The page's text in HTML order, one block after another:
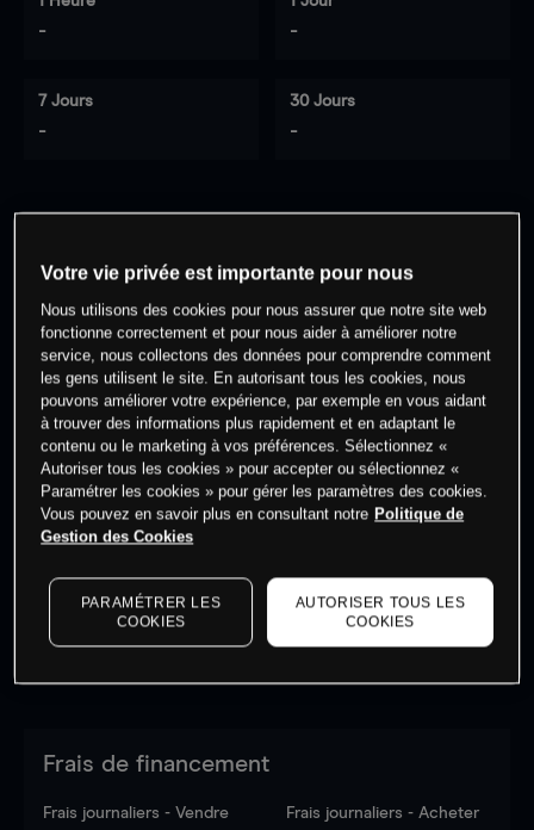
- -
7 Jours
-
30 Jours
-
cet actif
Commencez à trader
Les prix sont indicatifs.Connectez-vouspour voir les
dernières données du marché.
to see latest
Frais de financement
Frais journaliers - Vendre Frais journaliers - Acheter
Votre vie privée est importante pour nous
Nous utilisons des cookies pour nous assurer que notre site web
fonctionne correctement et pour nous aider à améliorer notre
service, nous collectons des données pour comprendre comment
les gens utilisent le site. En autorisant tous les cookies, nous
pouvons améliorer votre expérience, par exemple en vous aidant
à trouver des informations plus rapidement et en adaptant le
contenu ou le marketing à vos préférences. Sélectionnez «
Autoriser tous les cookies » pour accepter ou sélectionnez «
Paramétrer les cookies » pour gérer les paramètres des cookies.
Vous pouvez en savoir plus en consultant notre Politique de
Gestion des Cookies
PARAMÉTRER LES
COOKIES
AUTORISER TOUS LES
COOKIES